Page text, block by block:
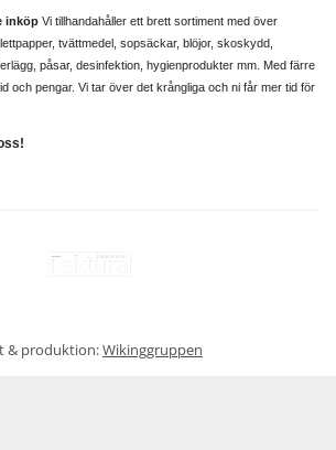
inköp Vi tillhandahåller ett brett sortiment med över
tvättmedel, sopsäckar, blöjor, skoskydd,
påsar, desinfektion, hygienprodukter mm. Med färre
och pengar. Vi tar över det krångliga och ni får mer tid för
& produktion:Wikinggruppen